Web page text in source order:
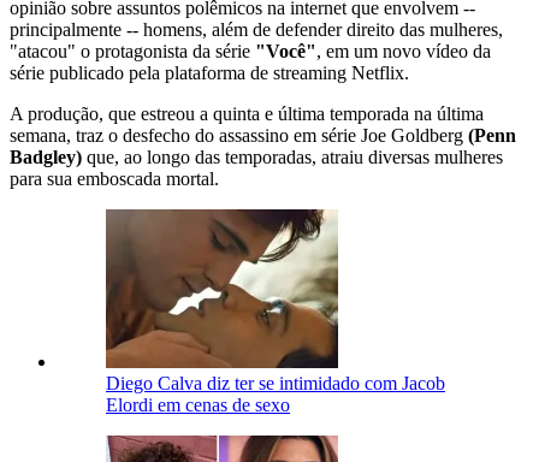
opinião sobre assuntos polêmicos na internet que envolvem --
principalmente -- homens, além de defender direito das mulheres,
"atacou" o protagonista da série "Você", em um novo vídeo da
série publicado pela plataforma de streaming Netflix.
A produção, que estreou a quinta e última temporada na última
semana, traz o desfecho do assassino em série Joe Goldberg (Penn
Badgley) que, ao longo das temporadas, atraiu diversas mulheres
para sua emboscada mortal.
Diego Calva diz ter se intimidado com Jacob
Elordi em cenas de sexo